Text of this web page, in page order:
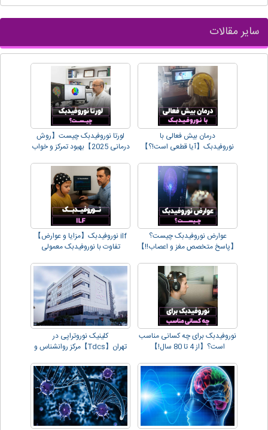
سایر مقالات
درمان بیش فعالی با
نوروفیدبک【آیا قطعی است!؟】
لورتا نوروفیدبک چیست【روش
درمانی 2025】بهبود تمرکز و خواب
عوارض نوروفیدبک چیست؟
【پاسخ متخصص مغز و اعصاب!!】
ilf نوروفیدبک【مزایا و عوارض】
تفاوت با نوروفیدبک معمولی
نوروفیدبک برای چه کسانی مناسب
است؟【از 4 تا 80 سال!】
کلینیک نوروتراپی در
تهران【Tdcs】مرکز روانشناس و